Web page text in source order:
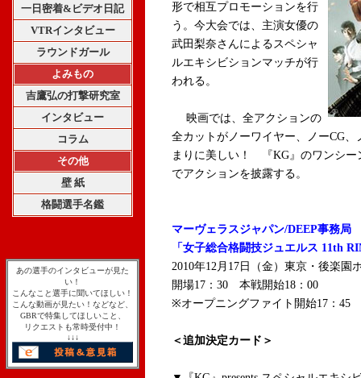
一日密着&ビデオ日記
VTRインタビュー
ラウンドガール
よみもの
吉鷹弘の打撃研究室
インタビュー
コラム
その他
壁 紙
格闘選手名鑑
あの選手のインタビューが見た
い！
こんなこと選手に聞いてほしい！
こんな動画が見たい！などなど、
GBRで特集してほしいこと、
リクエストも常時受付中！
↓↓↓
形で相互プロモーションを行
う。今大会では、主演女優の
武田梨奈さんによるスペシャ
ルエキシビションマッチが行
われる。
映画では、全アクションの
全カットがノーワイヤー、ノーCG
まりに美しい！ 『KG』のワンシー
でアクションを披露する。
マーヴェラスジャパン/DEEP事務局
「女子総合格闘技ジュエルス 11th
2010年12月17日（金）東京・後楽園
開場17：30 本戦開始18：00
※オープニングファイト開始17：45
＜追加決定カード＞